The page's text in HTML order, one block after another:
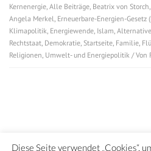
Kernenergie, Alle Beiträge, Beatrix von Storch,
Angela Merkel, Erneuerbare-Energien-Gesetz
Klimapolitik, Energiewende, Islam,
Rechtstaat, Demokratie, Startseite, Familie,
Religionen, Umwelt- und Energiepolitik / Von
Diese Seite verwendet „Cookies“,